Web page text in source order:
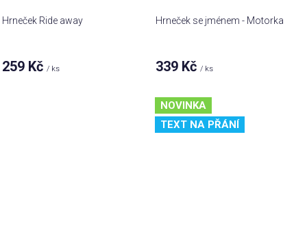
Hrneček Ride away
259 Kč / ks
Hrneček se jménem - Motorka
339 Kč / ks
NOVINKA
TEXT NA PŘÁNÍ